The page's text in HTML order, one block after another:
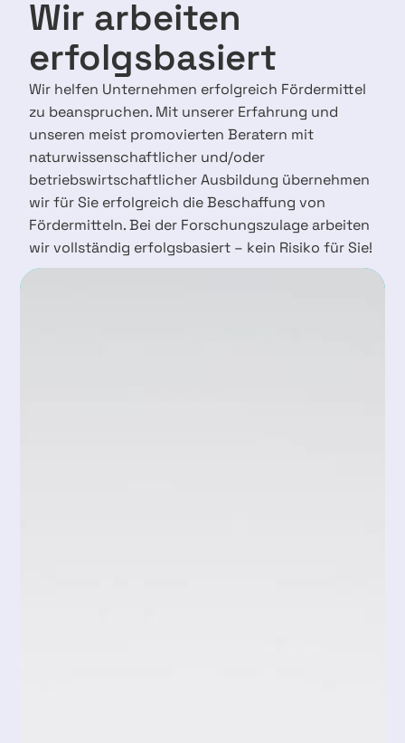
Wir arbeiten
erfolgsbasiert
Wir helfen Unternehmen erfolgreich Fördermittel
zu beanspruchen. Mit unserer Erfahrung und
unseren meist promovierten Beratern mit
naturwissenschaftlicher und/oder
betriebswirtschaftlicher Ausbildung übernehmen
wir für Sie erfolgreich die Beschaffung von
Fördermitteln. Bei der Forschungszulage arbeiten
wir vollständig erfolgsbasiert – kein Risiko für Sie!